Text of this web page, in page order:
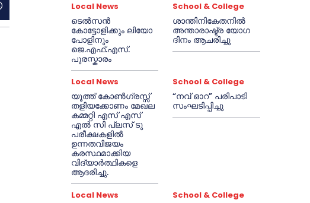
Local News
ടെൽസൻ
കോട്ടോളിക്കും ലിയോ
പോളിനും
ജെ.എഫ്.എസ്.
പുരസ്കാരം
School & College
ശാന്തിനികേതനിൽ
അന്താരാഷ്ട്ര യോഗ
ദിനം ആചരിച്ചു
Local News
യൂത്ത് കോൺഗ്രസ്സ്
തളിയക്കോണം മേഖല
കമ്മറ്റി എസ് എസ്
എൽ സി പ്ലസ് ടു
പരീക്ഷകളിൽ
ഉന്നതവിജയം
കരസ്ഥമാക്കിയ
വിദ്യാർത്ഥികളെ
ആദരിച്ചു.
School & College
“നവ് ഓറ” പരിപാടി
സംഘടിപ്പിച്ചു
Local News School & College